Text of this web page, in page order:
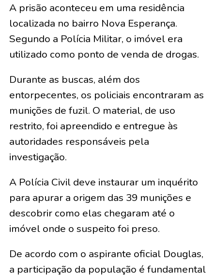
A prisão aconteceu em uma residência
localizada no bairro Nova Esperança.
Segundo a Polícia Militar, o imóvel era
utilizado como ponto de venda de drogas.
Durante as buscas, além dos
entorpecentes, os policiais encontraram as
munições de fuzil. O material, de uso
restrito, foi apreendido e entregue às
autoridades responsáveis pela
investigação.
A Polícia Civil deve instaurar um inquérito
para apurar a origem das 39 munições e
descobrir como elas chegaram até o
imóvel onde o suspeito foi preso.
De acordo com o aspirante oficial Douglas,
a participação da população é fundamental